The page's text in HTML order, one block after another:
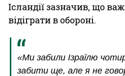
Ісландії зазначив, що
відіграти в обороні.
«Ми забили Ізраїлю
забити ще, але я не